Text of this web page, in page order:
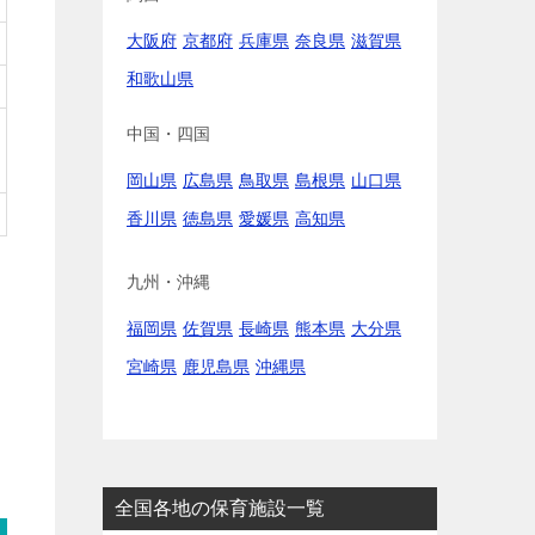
大阪府 京都府 兵庫県 奈良県 滋賀県
和歌山県
中国・四国
岡山県 広島県 鳥取県 島根県 山口県
香川県 徳島県 愛媛県 高知県
九州・沖縄
福岡県 佐賀県 長崎県 熊本県 大分県
宮崎県 鹿児島県 沖縄県
全国各地の保育施設一覧